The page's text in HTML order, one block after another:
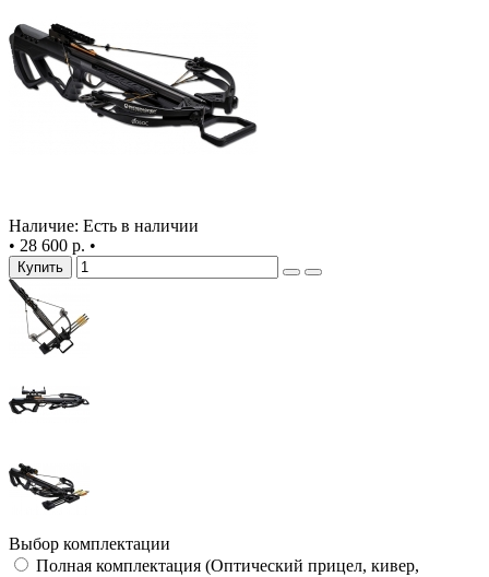
Наличие: Есть в наличии
• 28 600 р. •
Купить
Выбор комплектации
Полная комплектация (Оптический прицел, кивер,